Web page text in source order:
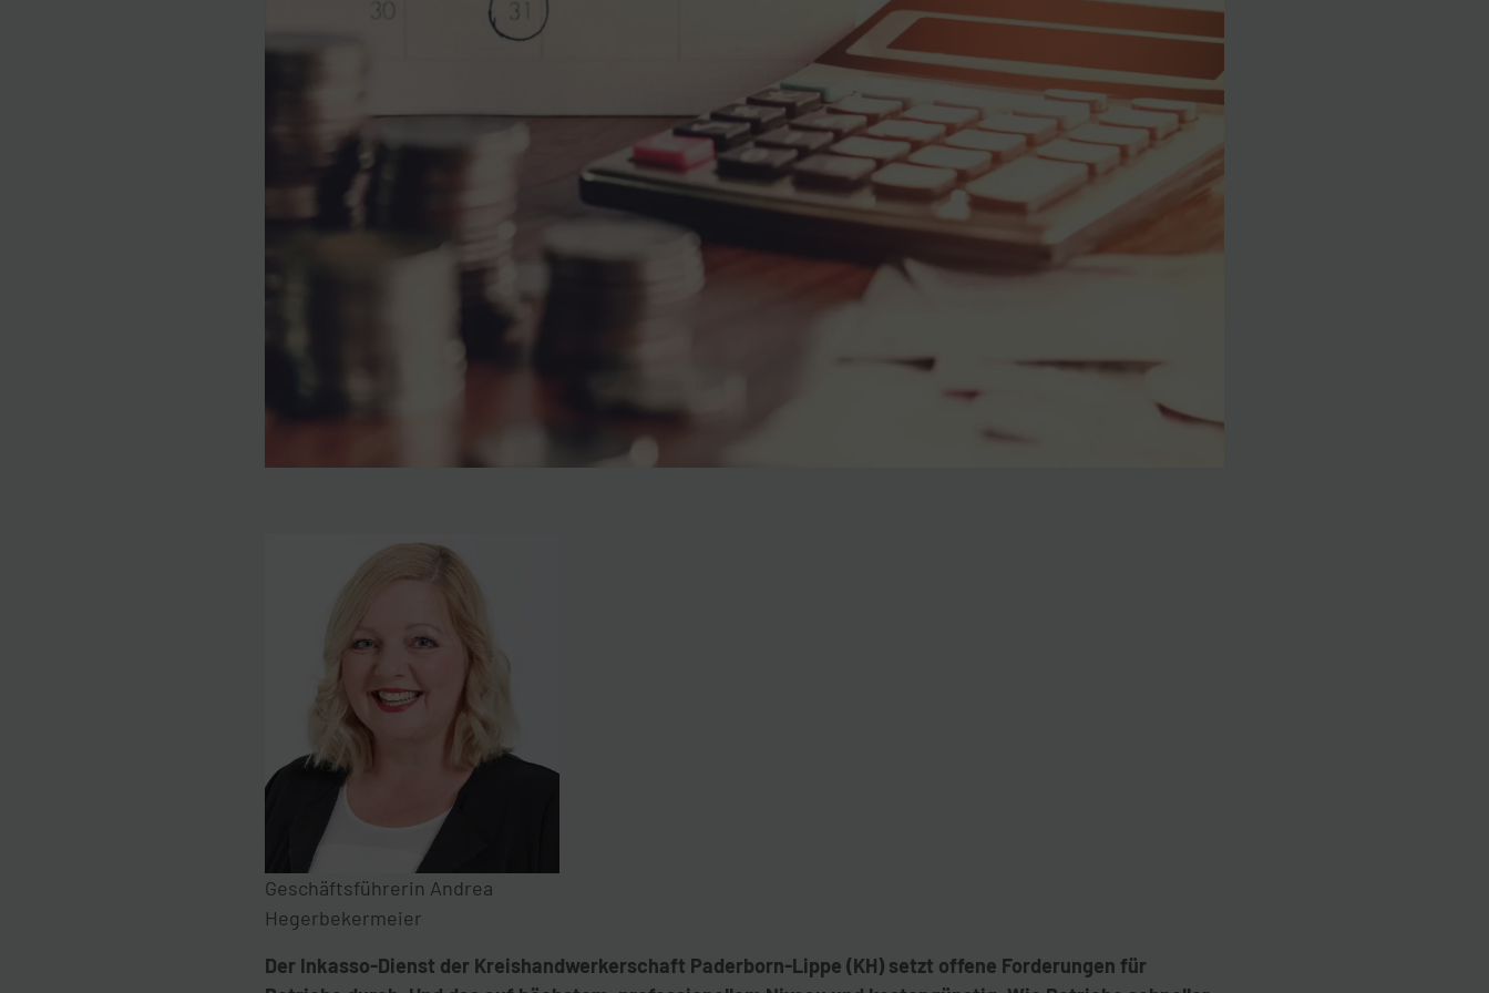
Geschäftsführerin Andrea
Hegerbekermeier
Der Inkasso-Dienst der Kreishandwerkerschaft Paderborn-Lippe (KH) setzt offene Forderungen für